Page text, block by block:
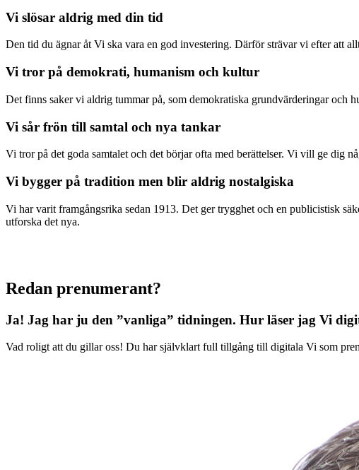
Vi slösar aldrig med din tid
Den tid du ägnar åt Vi ska vara en god investering. Därför strävar vi efter att
Vi tror på demokrati, humanism och kultur
Det finns saker vi aldrig tummar på, som demokratiska grundvärderingar
Vi sår frön till samtal och nya tankar
Vi tror på det goda samtalet och det börjar ofta med berättelser. Vi vill ge dig
Vi bygger på tradition men blir aldrig nostalgiska
Vi har varit framgångsrika sedan 1913. Det ger trygghet och en publicistisk
utforska det nya.
Redan prenumerant?
Ja! Jag har ju den ”vanliga” tidningen. Hur läser jag Vi
Vad roligt att du gillar oss! Du har självklart full tillgång till digitala Vi som